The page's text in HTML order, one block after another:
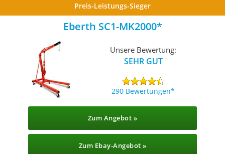
Preis-Leistungs-Sieger
Eberth SC1-MK2000
Unsere Bewertung:
SEHR GUT
290 Bewertungen
Zum Angebot »
Zum Ebay-Angebot »